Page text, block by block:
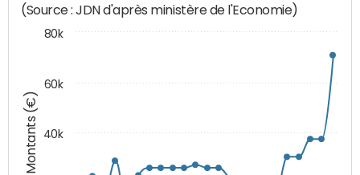
Montants (€)
(Source : JDN d'après ministère de l'Economie)
40k
60k
80k